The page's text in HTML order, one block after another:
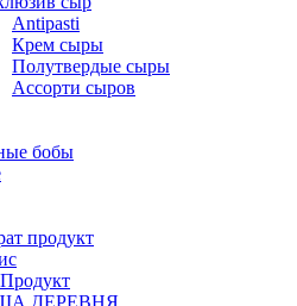
Antipasti
Крем сыры
Полутвердые сыры
Ассорти сыров
бобы
продукт
ДЕРЕВНЯ